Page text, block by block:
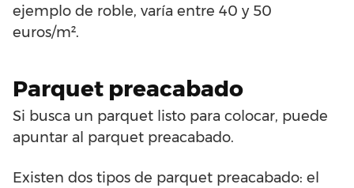
ejemplo de roble, varía entre 40 y 50
euros/m².
Parquet preacabado
Si busca un parquet listo para colocar, puede
apuntar al parquet preacabado.
Existen dos tipos de parquet preacabado: el